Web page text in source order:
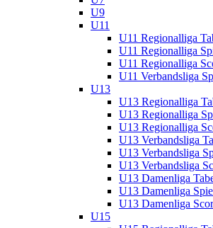
U9
U11
U11 Regionalliga
U11 Regionalliga
U11 Regionalliga
U11 Verbandsliga
U13
U13 Regionalliga
U13 Regionalliga
U13 Regionalliga
U13 Verbandsliga
U13 Verbandsliga
U13 Verbandsliga
U13 Damenliga
U13 Damenliga
U13 Damenliga
U15